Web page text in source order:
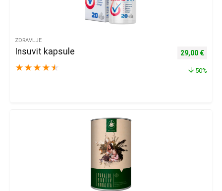
ZDRAVLJE
Insuvit kapsule
★ ★ ★ ★ ★
Izvorna
29,00 €
50%